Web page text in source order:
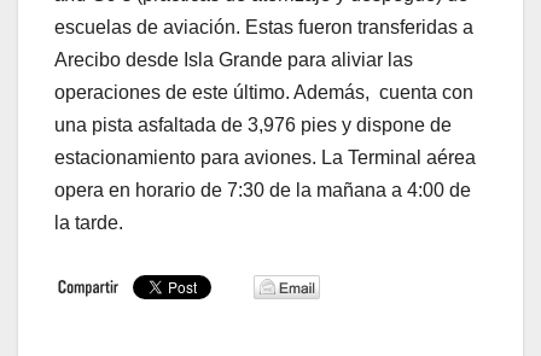
escuelas de aviación. Estas fueron transferidas a
Arecibo desde Isla Grande para aliviar las
operaciones de este último. Además, cuenta con
una pista asfaltada de 3,976 pies y dispone de
estacionamiento para aviones. La Terminal aérea
opera en horario de 7:30 de la mañana a 4:00 de
la tarde.